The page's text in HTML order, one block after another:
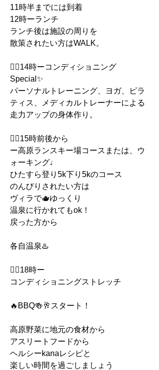
11時半までには到着
12時ーランチ
ランチ後は施設の周りを
散策されたい方はWALK。
🏃‍♀️14時ーコンディショニング
Special✨
パーソナルトレーニング、ヨガ、ピラ
ティス、メディカルトレーナーによる
走力アップの身体作り。
🏃‍♀️15時前後から
ー高原ランスキー場コースまたは、ウ
ォーキング♩
ひたすら登り5k下り5kのコース
のんびりされたい方は
ヴィラで🫖ゆっくり
温泉に行かれてもok！
戻った方から
各自温泉♨️
🧘‍♂️18時ー
コンディショニングストレッチ
🔥BBQ🍻🥂スタート！
高原野菜に地元の食材から
アスリートフードから
ヘルシーkanaレシピと
楽しい時間を過ごしましょう